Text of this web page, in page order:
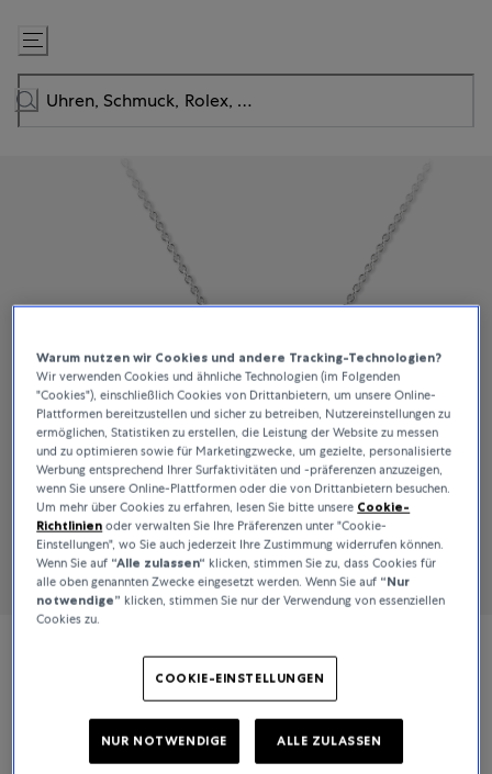
Zum
Inhalt
springen
Bucherer Fine Jewellery
Warum nutzen wir Cookies und andere Tracking-Technologien?
Wir verwenden Cookies und ähnliche Technologien (im Folgenden
"Cookies"), einschließlich Cookies von Drittanbietern, um unsere Online-
Plattformen bereitzustellen und sicher zu betreiben, Nutzereinstellungen zu
ermöglichen, Statistiken zu erstellen, die Leistung der Website zu messen
und zu optimieren sowie für Marketingzwecke, um gezielte, personalisierte
Werbung entsprechend Ihrer Surfaktivitäten und -präferenzen anzuzeigen,
wenn Sie unsere Online-Plattformen oder die von Drittanbietern besuchen.
Um mehr über Cookies zu erfahren, lesen Sie bitte unsere Cookie-
Richtlinien oder verwalten Sie Ihre Präferenzen unter "Cookie-
Einstellungen", wo Sie auch jederzeit Ihre Zustimmung widerrufen können.
Wenn Sie auf “Alle zulassen“ klicken, stimmen Sie zu, dass Cookies für
alle oben genannten Zwecke eingesetzt werden. Wenn Sie auf “Nur
notwendige” klicken, stimmen Sie nur der Verwendung von essenziellen
Cookies zu.
COOKIE-EINSTELLUNGEN
NUR NOTWENDIGE ALLE ZULASSEN